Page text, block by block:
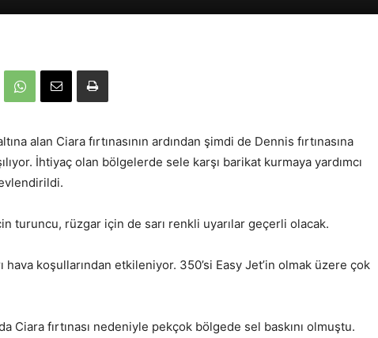
alan Ciara fırtınasının ardından şimdi de Dennis fırtınasına
İhtiyaç olan bölgelerde sele karşı barikat kurmaya yardımcı
turuncu, rüzgar için de sarı renkli uyarılar geçerli olacak.
hava koşullarından etkileniyor. 350’si Easy Jet’in olmak üzere çok
Ciara fırtınası nedeniyle pekçok bölgede sel baskını olmuştu.